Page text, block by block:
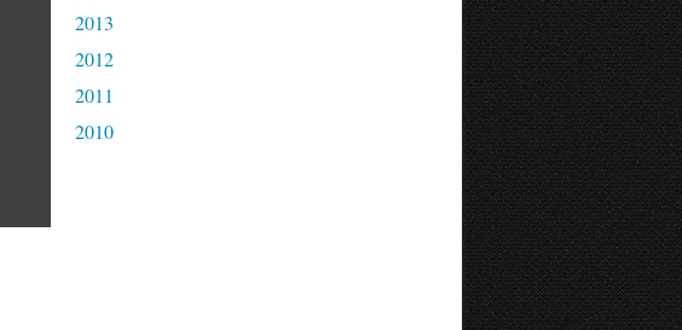
2013
2012
2011
2010